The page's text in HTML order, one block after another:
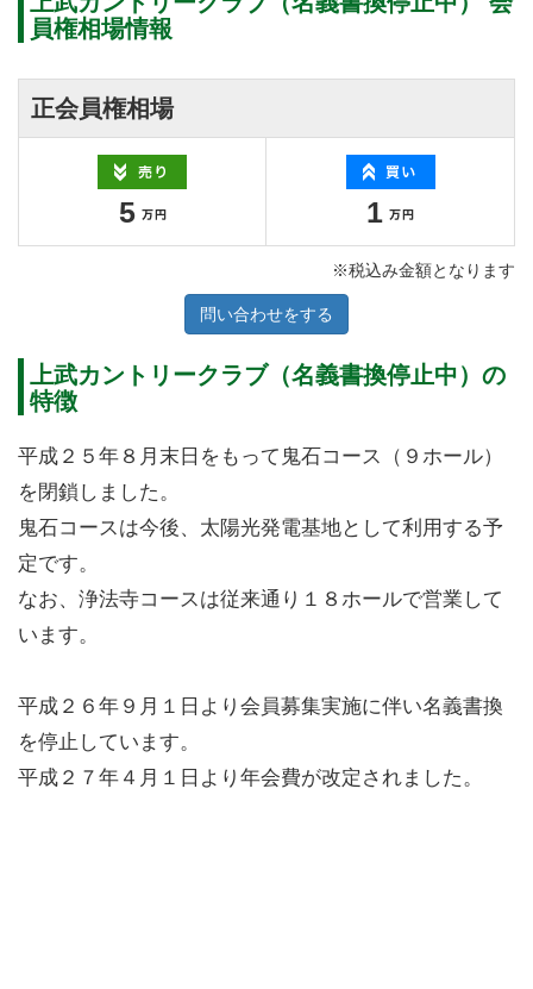
員権相場情報
正会員権相場
5 1
※税込み金額となります
問い合わせをする
上武カントリークラブ（名義書換停止中）の
特徴
平成２５年８月末日をもって鬼石コース（９ホール）
を閉鎖しました。
鬼石コースは今後、太陽光発電基地として利用する予
定です。
なお、浄法寺コースは従来通り１８ホールで営業して
います。
平成２６年９月１日より会員募集実施に伴い名義書換
を停止しています。
平成２７年４月１日より年会費が改定されました。